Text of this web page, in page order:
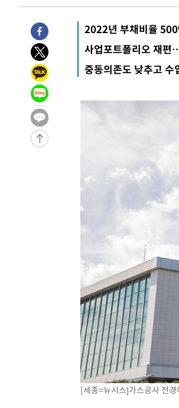
20분 전 >[속보]'채상병 순직 책임' 임성근, 항
22분 전 >
[속보]종합특검, '관저이전 봐주기
-31579초 전 >
이란, "오만과 '중앙 단일 루트
운드는 임시"
-23147초 전 >
-23111초 전 >
[속보]이 대통령, '호우피해' 안
선포
-23074초 전 >
갈 수도
-21045초 전 >
-19351초 전 >
응"
-16207초 전 >
[속보]코스닥, 2.86포인트
[속보]코스피, 6200선 약보
[속보]원·달러 환율, 7.7원 내
[속보] 노원서 40.1도 관측…
[속보]종합특검, '계엄 수용공
외신들도 주목한 韓축구 파
11시간 압수수색에 성접대 파
[속보]규제합리화위원회 부위
[속보]국힘 윤리위, '돌려차기
[속보] 7월 중국 수출
[속보]'채상병 순직 책임' 임성근,
[속보]종합특검, '관저이전 봐주기
2022년 부채비율
사업포트폴리오 재편
중동의존도 낮추고
[세종=뉴시스]가스공사 전